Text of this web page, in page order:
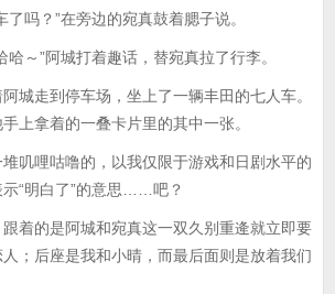
了吗？”在旁边的宛真鼓着腮子说。
哈～”阿城打着趣话，替宛真拉了行李。
城走到停车场，坐上了一辆丰田的七人车。
上拿着的一叠卡片里的其中一张。
叽哩咕噜的，以我仅限于游戏和日剧水平的
示“明白了”的意思……吧？
着的是阿城和宛真这一双久别重逄就立即要
；后座是我和小晴，而最后面则是放着我们